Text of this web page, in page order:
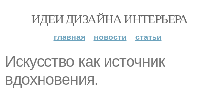
ИДЕИ ДИЗАЙНА ИНТЕРЬЕРА
главная новости статьи
Искусство как источник
вдохновения.